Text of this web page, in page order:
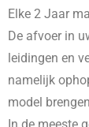
Elke 2 Jaar
De afvoer in
leidingen en
namelijk
model
In de meeste